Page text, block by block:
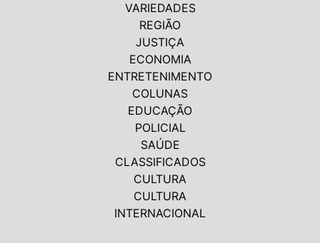
VARIEDADES
REGIÃO
JUSTIÇA
ECONOMIA
ENTRETENIMENTO
COLUNAS
EDUCAÇÃO
POLICIAL
SAÚDE
CLASSIFICADOS
CULTURA
CULTURA
INTERNACIONAL